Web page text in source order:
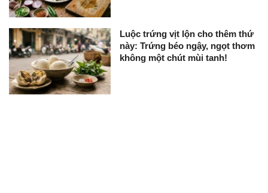
Luộc trứng vịt lộn cho thêm thứ
này: Trứng béo ngậy, ngọt thơm
không một chút mùi tanh!